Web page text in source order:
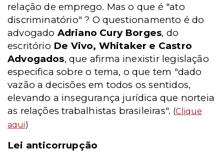
relação de emprego. Mas o que é "ato
discriminatório" ? O questionamento é do
advogado Adriano Cury Borges, do
escritório De Vivo, Whitaker e Castro
Advogados, que afirma inexistir legislação
especifica sobre o tema, o que tem "dado
vazão a decisões em todos os sentidos,
elevando a insegurança jurídica que norteia
as relações trabalhistas brasileiras". (Clique
aqui)
Lei anticorrupção